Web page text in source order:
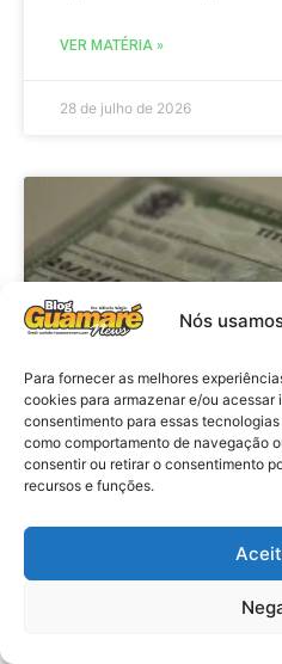
Nós
Para fornecer as melhores
cookies para armazenar e/ou acessar
consentimento para essas
como comportamento de navegação
consentir ou retirar o consentimento
recursos e funções.
VER MATÉRIA »
28 de julho de 2026
Brasil: Policia
antes das eleições